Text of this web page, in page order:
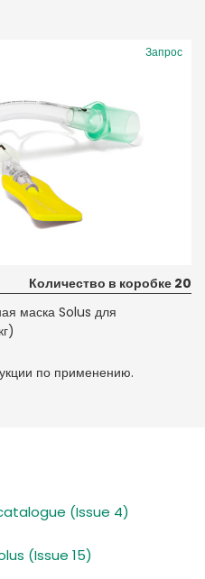
Запрос
Количество в коробке 20
маска Solus для
по применению.
(Issue 4)
(Issue 15)